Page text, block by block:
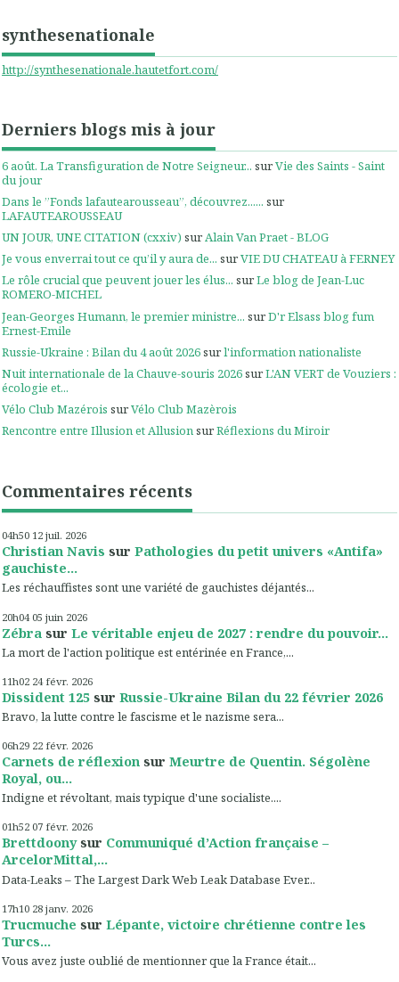
synthesenationale
http://synthesenationale.hautetfort.com/
Derniers blogs mis à jour
6 août. La Transfiguration de Notre Seigneur... surVie des Saints - Saint
du jour
Dans le ”Fonds lafautearousseau”, découvrez...... sur
LAFAUTEAROUSSEAU
UN JOUR, UNE CITATION (cxxiv) surAlain Van Praet - BLOG
Je vous enverrai tout ce qu’il y aura de... surVIE DU CHATEAU à FERNEY
Le rôle crucial que peuvent jouer les élus... surLe blog de Jean-Luc
ROMERO-MICHEL
Jean-Georges Humann, le premier ministre... surD'r Elsass blog fum
Ernest-Emile
Russie-Ukraine : Bilan du 4 août 2026surl'information nationaliste
Nuit internationale de la Chauve-souris 2026surL'AN VERT de Vouziers :
écologie et...
Vélo Club Mazérois surVélo Club Mazèrois
Rencontre entre Illusion et AllusionsurRéflexions du Miroir
Commentaires récents
04h50 12 juil. 2026
Christian Navis sur Pathologies du petit univers «Antifa»
gauchiste...
Les réchauffistes sont une variété de gauchistes déjantés...
20h04 05 juin 2026
Zébra sur Le véritable enjeu de 2027 : rendre du pouvoir...
La mort de l'action politique est entérinée en France,...
11h02 24 févr. 2026
Dissident 125 sur Russie-Ukraine Bilan du 22 février 2026
Bravo, la lutte contre le fascisme et le nazisme sera...
06h29 22 févr. 2026
Carnets de réflexion sur Meurtre de Quentin. Ségolène
Royal, ou...
Indigne et révoltant, mais typique d'une socialiste....
01h52 07 févr. 2026
Brettdoonysur Communiqué d’Action française –
ArcelorMittal,...
Data-Leaks – The Largest Dark Web Leak Database Ever...
17h10 28 janv. 2026
Trucmuche sur Lépante, victoire chrétienne contre les
Turcs...
Vous avez juste oublié de mentionner que la France était...